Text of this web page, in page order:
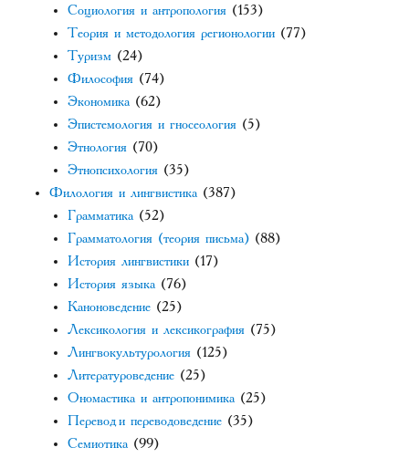
Социология и антропология (153)
Теория и методология регионологии (77)
Туризм (24)
Философия (74)
Экономика (62)
Эпистемология и гносеология (5)
Этнология (70)
Этнопсихология (35)
Филология и лингвистика (387)
Грамматика (52)
Грамматология (теория письма) (88)
История лингвистики (17)
История языка (76)
Каноноведение (25)
Лексикология и лексикография (75)
Лингвокультурология (125)
Литературоведение (25)
Ономастика и антропонимика (25)
Перевод и переводоведение (35)
Семиотика (99)